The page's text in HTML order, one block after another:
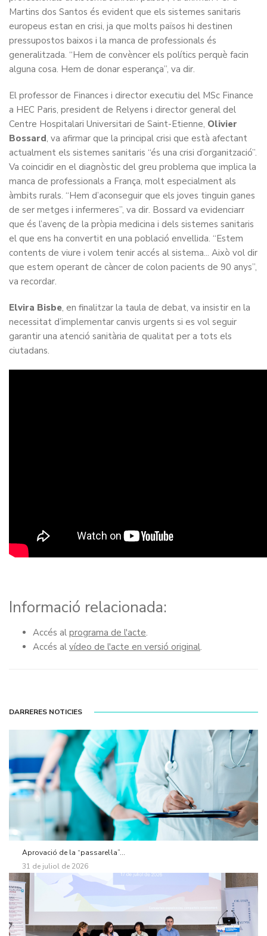
Martins dos Santos és evident que els sistemes sanitaris
europeus estan en crisi, ja que molts països hi destinen
pressupostos baixos i la manca de professionals és
generalitzada. “Hem de convèncer els polítics perquè facin
alguna cosa. Hem de donar esperança”, va dir.
El professor de Finances i director executiu del MSc Finance
a HEC Paris, president de Relyens i director general del
Centre Hospitalari Universitari de Saint-Etienne, Olivier
Bossard, va afirmar que la principal crisi que està afectant
actualment els sistemes sanitaris “és una crisi d’organització”.
Va coincidir en el diagnòstic del greu problema que implica la
manca de professionals a França, molt especialment als
àmbits rurals. “Hem d’aconseguir que els joves tinguin ganes
de ser metges i infermeres”, va dir. Bossard va evidenciarr
que és l’avenç de la pròpia medicina i dels sistemes sanitaris
el que ens ha convertit en una població envellida. “Estem
contents de viure i volem tenir accés al sistema... Això vol dir
que estem operant de càncer de colon pacients de 90 anys”,
va recordar.
Elvira Bisbe, en finalitzar la taula de debat, va insistir en la
necessitat d’implementar canvis urgents si es vol seguir
garantir una atenció sanitària de qualitat per a tots els
ciutadans.
Informació relacionada:
Accés al programa de l'acte.
Accés al vídeo de l'acte en versió original.
DARRERES NOTICIES
Aprovació de la “passarel·la”...
31 de juliol de 2026